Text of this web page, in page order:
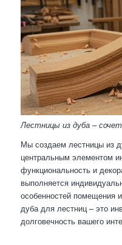
Лестницы из дуба –
Мы создаем лестницы из
центральным элементом
функциональность и
выполняется
особенностей помещения
дуба для лестниц – это
долговечность вашего